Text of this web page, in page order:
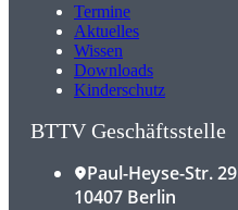
Termine
Aktuelles
Wissen
Downloads
Kinderschutz
BTTV Geschäftsstelle
Paul-Heyse-Str. 29
10407 Berlin